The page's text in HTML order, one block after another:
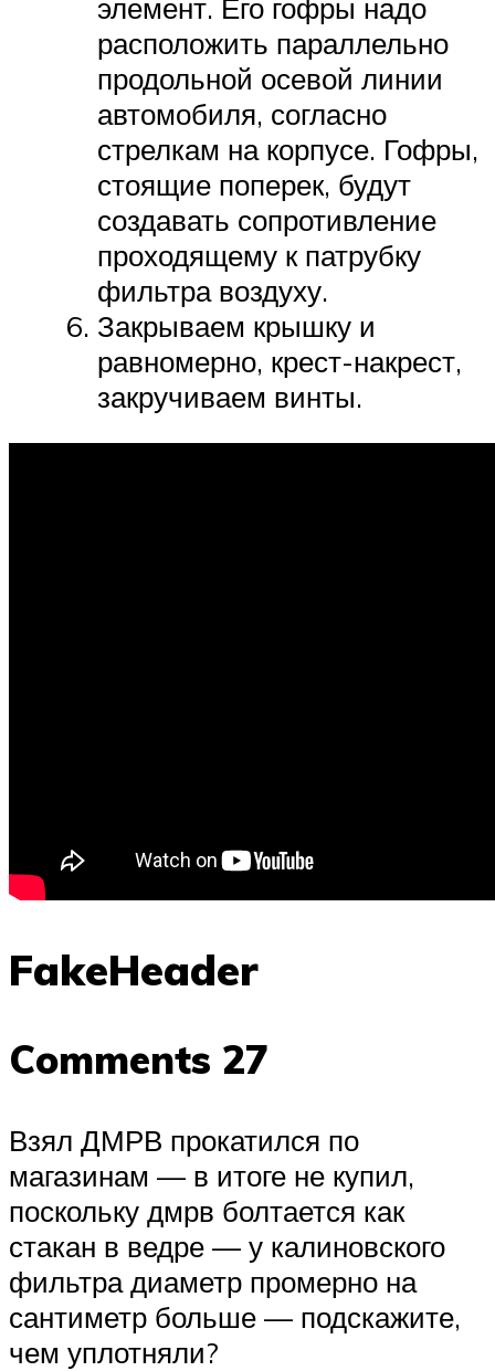
элемент. Его гофры надо
расположить параллельно
продольной осевой линии
автомобиля, согласно
стрелкам на корпусе. Гофры,
стоящие поперек, будут
создавать сопротивление
проходящему к патрубку
фильтра воздуху.
Закрываем крышку и
равномерно, крест-накрест,
закручиваем винты.
FakeHeader
Comments 27
Взял ДМРВ прокатился по
магазинам — в итоге не купил,
поскольку дмрв болтается как
стакан в ведре — у калиновского
фильтра диаметр промерно на
сантиметр больше — подскажите,
чем уплотняли?